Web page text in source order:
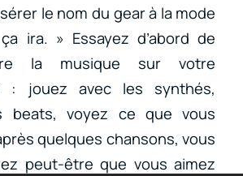
le nom du gear à la mode
ira. » Essayez d’abord de
la musique sur votre
: jouez avec les synthés,
beats, voyez ce que vous
quelques chansons, vous
peut-être que vous aimez